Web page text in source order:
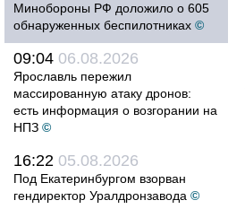
Минобороны РФ доложило о 605
обнаруженных беспилотниках ©
09:04 06.08.2026
Ярославль пережил
массированную атаку дронов:
есть информация о возгорании на
НПЗ ©
16:22 05.08.2026
Под Екатеринбургом взорван
гендиректор Уралдронзавода ©